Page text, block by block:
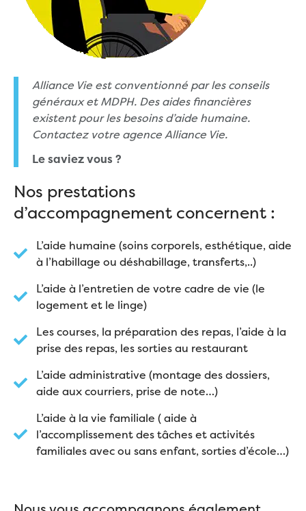
Alliance Vie est conventionné par les conseils
généraux et MDPH. Des aides financières
existent pour les besoins d’aide humaine.
Contactez votre agence Alliance Vie.
Le saviez vous ?
Nos prestations
d’accompagnement concernent :
L’aide humaine (soins corporels, esthétique, aide
à l’habillage ou déshabillage, transferts,..)
L’aide à l’entretien de votre cadre de vie (le
logement et le linge)
Les courses, la préparation des repas, l’aide à la
prise des repas, les sorties au restaurant
L’aide administrative (montage des dossiers,
aide aux courriers, prise de note…)
L’aide à la vie familiale ( aide à
l’accomplissement des tâches et activités
familiales avec ou sans enfant, sorties d’école…)